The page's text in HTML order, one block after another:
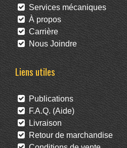
Services mécaniques
À propos
Carrière
Nous Joindre
Liens utiles
Publications
F.A.Q. (Aide)
Livraison
Retour de marchandise